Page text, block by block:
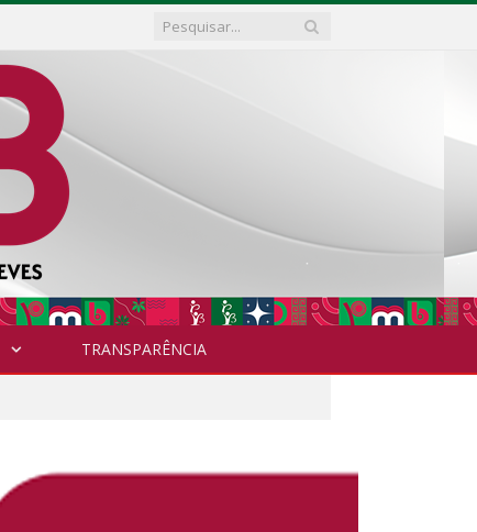
TRANSPARÊNCIA